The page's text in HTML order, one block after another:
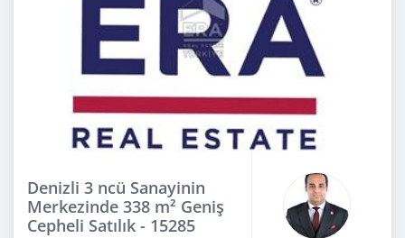
Denizli 3 ncü Sanayinin
Merkezinde 338 m² Geniş
Cepheli Satılık - 15285